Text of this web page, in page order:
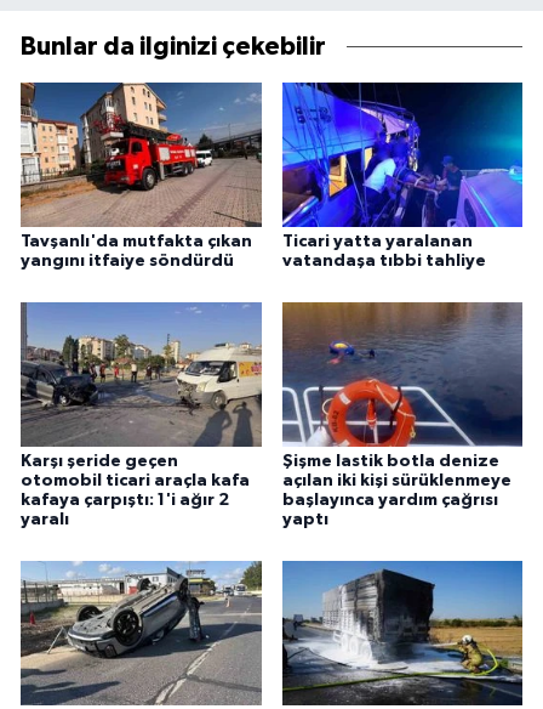
Bunlar da ilginizi çekebilir
Tavşanlı'da mutfakta çıkan
yangını itfaiye söndürdü
Ticari yatta yaralanan
vatandaşa tıbbi tahliye
Karşı şeride geçen
otomobil ticari araçla kafa
kafaya çarpıştı: 1'i ağır 2
yaralı
Şişme lastik botla denize
açılan iki kişi sürüklenmeye
başlayınca yardım çağrısı
yaptı